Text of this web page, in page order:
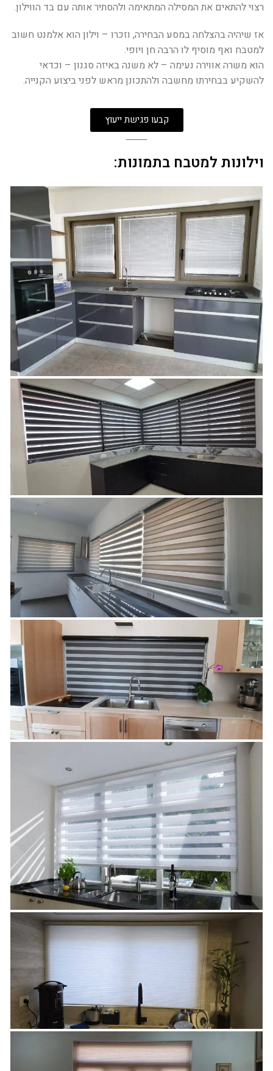
רצוי להתאים את המסילה המתאימה ולהסתיר אותה עם בד הווילון.
אז שיהיה בהצלחה במסע הבחירה, וזכרו – וילון הוא אלמנט חשוב
למטבח ואף מוסיף לו הרבה חן ויופי.
הוא משרה אווירה נעימה – לא משנה באיזה סגנון – וכדאי
להשקיע בבחירתו מחשבה ולהתכונן מראש לפני ביצוע הקנייה.
קבעו פגישת ייעוץ
וילונות למטבח בתמונות: